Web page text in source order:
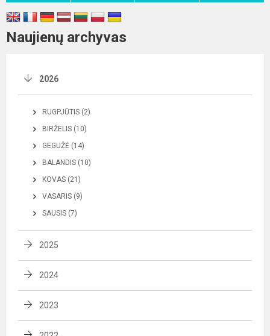
Naujienų archyvas
2026
RUGPJŪTIS (2)
BIRŽELIS (10)
GEGUŽĖ (14)
BALANDIS (10)
KOVAS (21)
VASARIS (9)
SAUSIS (7)
2025
2024
2023